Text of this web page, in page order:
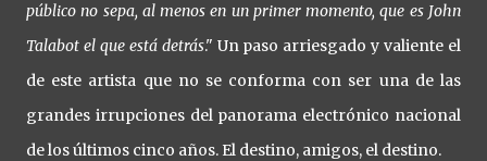
público no sepa, al menos en un primer momento, que es John
Talabot el que está detrás." Un paso arriesgado y valiente el
de este artista que no se conforma con ser una de las
grandes irrupciones del panorama electrónico nacional
de los últimos cinco años. El destino, amigos, el destino.